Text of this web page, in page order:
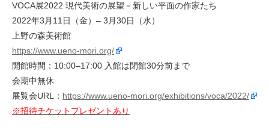
VOCA展2022 現代美術の展望－新しい平面の作家たち
2022年3月11日（金）– 3月30日（水）
上野の森美術館
https://www.ueno-mori.org/
開館時間：10:00–17:00 入館は閉館30分前まで
会期中無休
展覧会URL： https://www.ueno-mori.org/exhibitions/voca/2022/
※招待チケットプレゼントあり